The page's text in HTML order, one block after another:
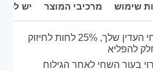
שימוש מרכיבי המוצר יש
דואג לעור בית השחי העדין שלך, 25% לחות לחיזוק
להפליא
בעור השחי לאחר הגילוח